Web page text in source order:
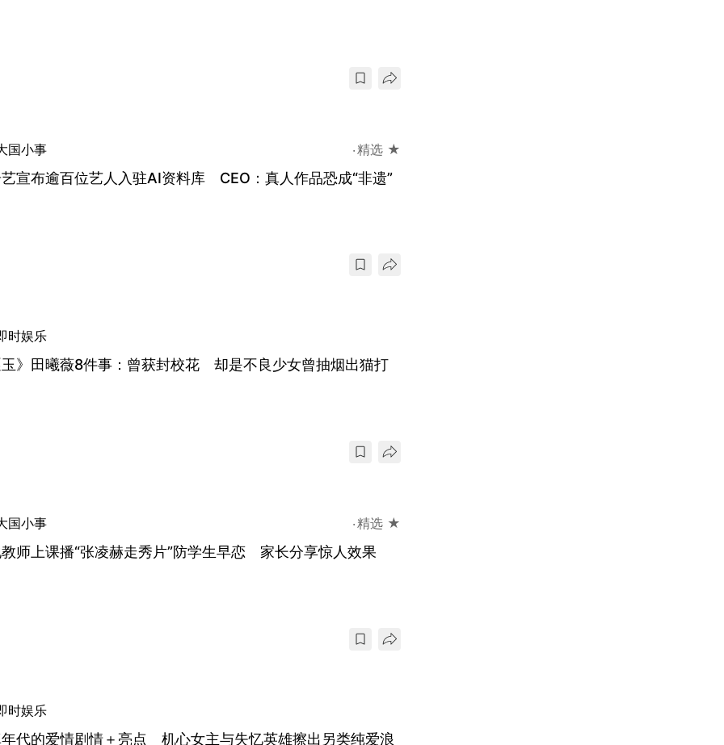
国小事 精选 ★
宣布逾百位艺人入驻AI资料库 CEO：真人作品恐成“非遗”
时娱乐
》田曦薇8件事：曾获封校花 却是不良少女曾抽烟出猫打
国小事 精选 ★
师上课播“张凌赫走秀片”防学生早恋 家长分享惊人效果
时娱乐
代的爱情剧情＋亮点 机心女主与失忆英雄擦出另类纯爱浪